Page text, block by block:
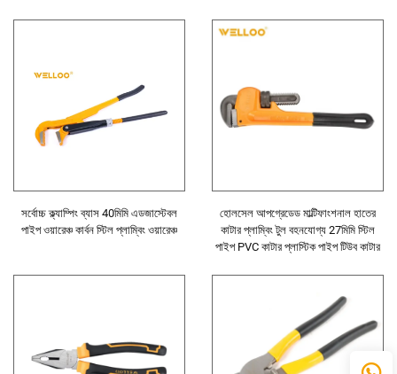
সর্বোচ্চ ক্ল্যাম্পিং ব্যাস 40মিমি এডজাস্টেবল
পাইপ ওয়ারেঞ্চ কার্বন স্টিল প্লাম্বিং ওয়ারেঞ্চ
হোলসেল আপগ্রেডেড মাল্টিফাংশনাল হাতের
কাটার প্লাম্বিং টুল বহনযোগ্য 27মিমি স্টিল
পাইপ PVC কাটার প্লাস্টিক পাইপ টিউব কাটার